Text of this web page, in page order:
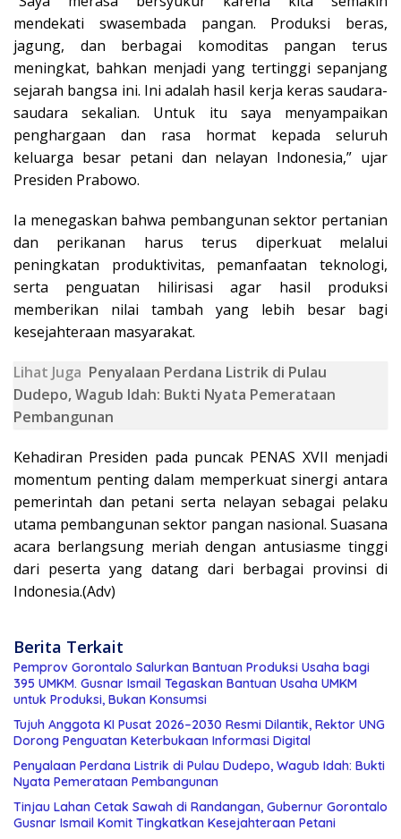
mendekati swasembada pangan. Produksi beras,
jagung, dan berbagai komoditas pangan terus
meningkat, bahkan menjadi yang tertinggi sepanjang
sejarah bangsa ini. Ini adalah hasil kerja keras saudara-
saudara sekalian. Untuk itu saya menyampaikan
penghargaan dan rasa hormat kepada seluruh
keluarga besar petani dan nelayan Indonesia,” ujar
Presiden Prabowo.
Ia menegaskan bahwa pembangunan sektor pertanian
dan perikanan harus terus diperkuat melalui
peningkatan produktivitas, pemanfaatan teknologi,
serta penguatan hilirisasi agar hasil produksi
memberikan nilai tambah yang lebih besar bagi
kesejahteraan masyarakat.
Lihat Juga Penyalaan Perdana Listrik di Pulau
Dudepo, Wagub Idah: Bukti Nyata Pemerataan
Pembangunan
Kehadiran Presiden pada puncak PENAS XVII menjadi
momentum penting dalam memperkuat sinergi antara
pemerintah dan petani serta nelayan sebagai pelaku
utama pembangunan sektor pangan nasional. Suasana
acara berlangsung meriah dengan antusiasme tinggi
dari peserta yang datang dari berbagai provinsi di
Indonesia.(Adv)
Berita Terkait
Pemprov Gorontalo Salurkan Bantuan Produksi Usaha bagi
395 UMKM. Gusnar Ismail Tegaskan Bantuan Usaha UMKM
untuk Produksi, Bukan Konsumsi
Tujuh Anggota KI Pusat 2026–2030 Resmi Dilantik, Rektor UNG
Dorong Penguatan Keterbukaan Informasi Digital
Penyalaan Perdana Listrik di Pulau Dudepo, Wagub Idah: Bukti
Nyata Pemerataan Pembangunan
Tinjau Lahan Cetak Sawah di Randangan, Gubernur Gorontalo
Gusnar Ismail Komit Tingkatkan Kesejahteraan Petani